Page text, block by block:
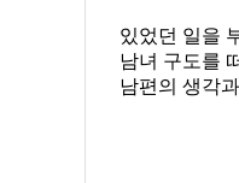
있었던 일을
남녀 구도를
남편의 생각